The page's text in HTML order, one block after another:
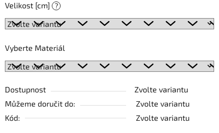
Velikost [cm] ?
Vyberte Materiál
Dostupnost
Zvolte variantu
Můžeme doručit do:
Zvolte variantu
Kód:
Zvolte variantu